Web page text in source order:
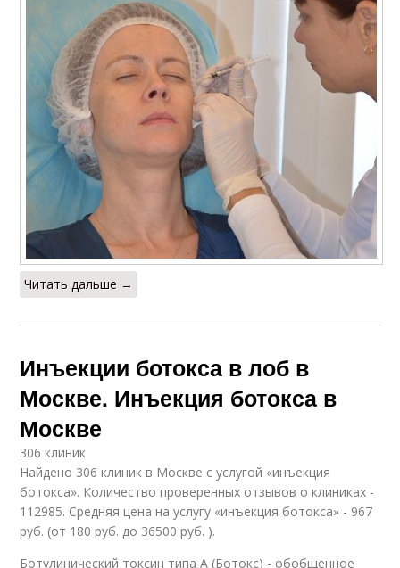
Читать дальше →
Инъекции ботокса в лоб в
Москве. Инъекция ботокса в
Москве
306 клиник
Найдено 306 клиник в Москве с услугой «инъекция
ботокса». Количество проверенных отзывов о клиниках -
112985. Средняя цена на услугу «инъекция ботокса» - 967
руб. (от 180 руб. до 36500 руб. ).
Ботулинический токсин типа А (Ботокс) - обобщенное